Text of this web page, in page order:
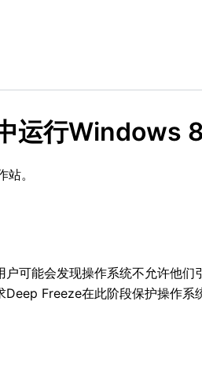
运行Windows 8
。
可能会发现操作系统不允许他们
Freeze在此阶段保护操作系